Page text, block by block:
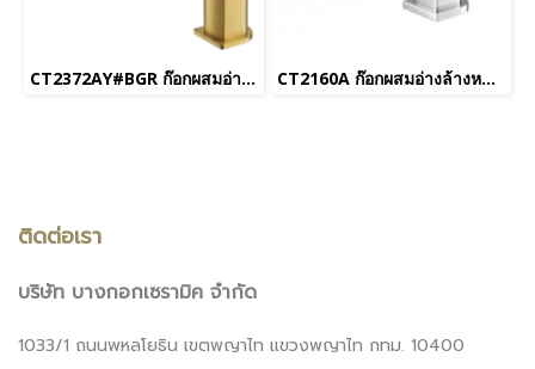
CT2372AY#BGR ก๊อกผสมอ่างล้างหน้าทรงสูง พร้อมสายน้ำดี รุ่น LEOS สีทอง CT2160A ก๊อกผสมอ่างล้างหน้าแบบก้านโยก รุ่น Luke
ติดต่อเรา
บริษัท บางกอกเซรามิค จำกัด
1033/1 ถนนพหลโยธิน เขตพญาไท แขวงพญาไท กทม. 10400